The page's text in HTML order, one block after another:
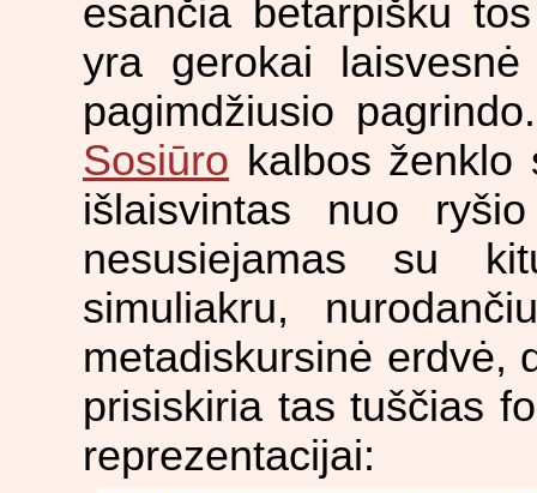
esančia betarpišku
yra gerokai
pagimdžiusio
Sosiūro kalbos ženklo
išlaisvintas nuo
nesusiejamas su
simuliakru,
metadiskursinė erdvė,
prisiskiria tas tuščias
reprezentacijai: